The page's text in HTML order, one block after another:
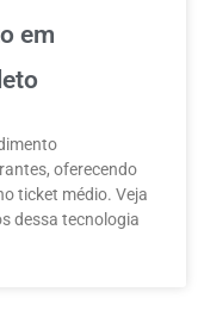
em
oferecendo
ticket médio. Veja
dessa tecnologia